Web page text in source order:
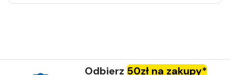
Odbierz 50zł na zakupy*